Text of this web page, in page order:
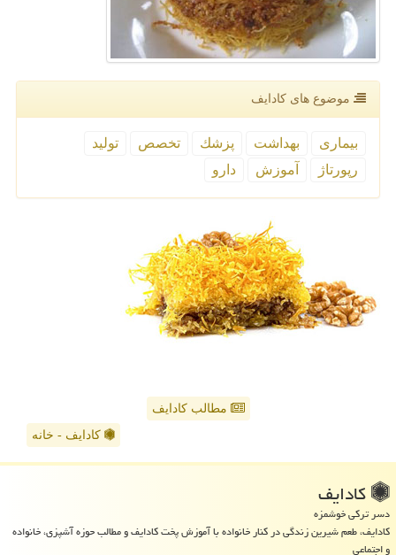
موضوع های كادایف
بیماری بهداشت پزشك تخصص
تولید
رپورتاژ
آموزش دارو
مطالب کادایف
کادایف - خانه
كادایف
دسر ترکی خوشمزه
کادایف، طعم شیرین زندگی در کنار خانواده با آموزش پخت کادایف و مطالب حوزه آشپزی، خانواده
و اجتماعی